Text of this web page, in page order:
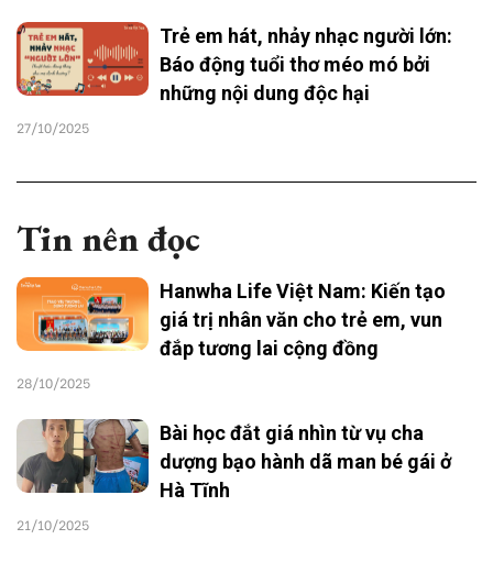
Trẻ em hát, nhảy nhạc người lớn:
Báo động tuổi thơ méo mó bởi
những nội dung độc hại
27/10/2025
Tin nên đọc
Hanwha Life Việt Nam: Kiến tạo
giá trị nhân văn cho trẻ em, vun
đắp tương lai cộng đồng
28/10/2025
Bài học đắt giá nhìn từ vụ cha
dượng bạo hành dã man bé gái ở
Hà Tĩnh
21/10/2025